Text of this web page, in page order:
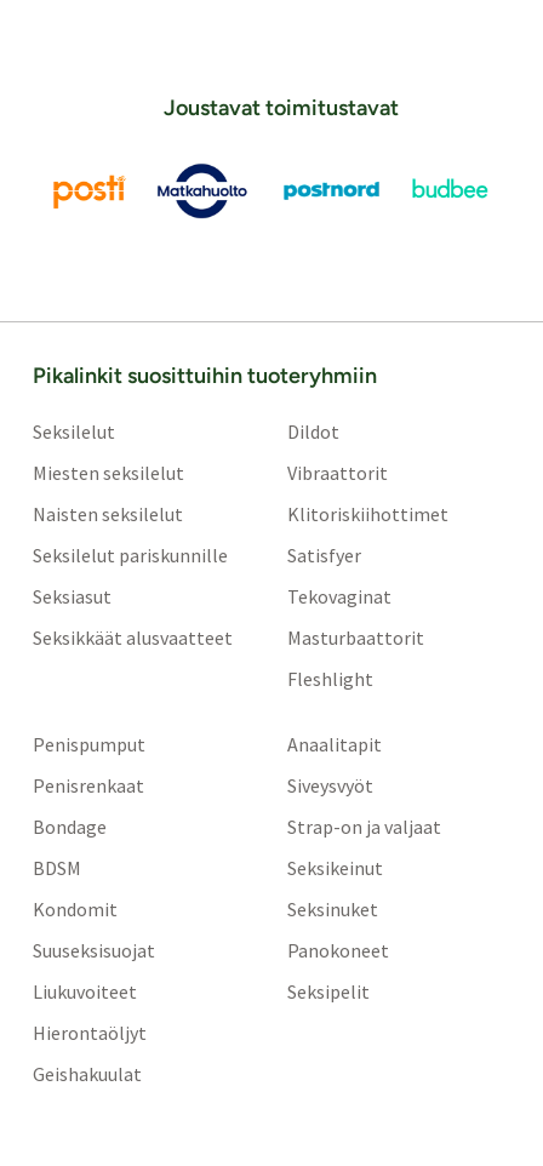
Joustavat toimitustavat
Pikalinkit suosittuihin tuoteryhmiin
Seksilelut
Miesten seksilelut
Naisten seksilelut
Seksilelut pariskunnille
Seksiasut
Seksikkäät alusvaatteet
Dildot
Vibraattorit
Klitoriskiihottimet
Satisfyer
Tekovaginat
Masturbaattorit
Fleshlight
Penispumput
Penisrenkaat
Bondage
BDSM
Kondomit
Suuseksisuojat
Liukuvoiteet
Hierontaöljyt
Geishakuulat
Anaalitapit
Siveysvyöt
Strap-on ja valjaat
Seksikeinut
Seksinuket
Panokoneet
Seksipelit